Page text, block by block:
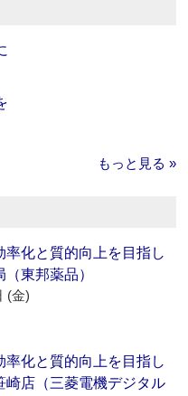
もっと見る »
率化と質的向上を目指し
東邦薬品）
(金)
率化と質的向上を目指し
崎店（三菱電機デジタル